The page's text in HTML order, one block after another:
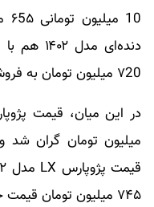
۷20 میلیون تومان به فروش رفت.
۷۴۵ میلیون تومان قیمت خورد.